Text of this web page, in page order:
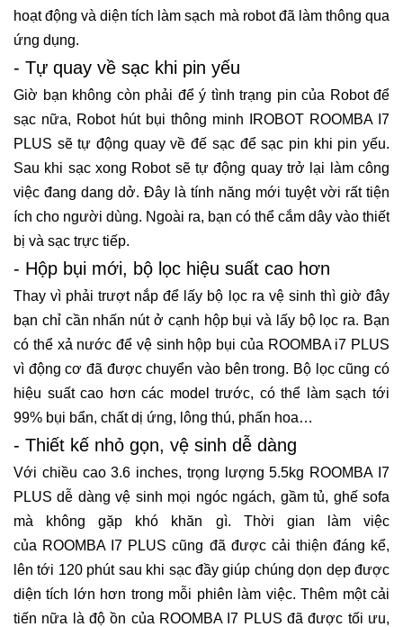
hoạt động và diện tích làm sạch mà robot đã làm thông qua
ứng dụng.
- Tự quay về sạc khi pin yếu
Giờ bạn không còn phải để ý tình trạng pin của Robot để
sạc nữa, Robot hút bụi thông minh IROBOT ROOMBA I7
PLUS sẽ tự động quay về đế sạc để sạc pin khi pin yếu.
Sau khi sạc xong Robot sẽ tự động quay trở lại làm công
việc đang dang dở. Đây là tính năng mới tuyệt vời rất tiện
ích cho người dùng. Ngoài ra, bạn có thể cắm dây vào thiết
bị và sạc trực tiếp.
- Hộp bụi mới, bộ lọc hiệu suất cao hơn
Thay vì phải trượt nắp để lấy bộ lọc ra vệ sinh thì giờ đây
bạn chỉ cần nhấn nút ở cạnh hộp bụi và lấy bộ lọc ra. Bạn
có thể xả nước để vệ sinh hộp bụi của ROOMBA i7 PLUS
vì động cơ đã được chuyển vào bên trong. Bộ lọc cũng có
hiệu suất cao hơn các model trước, có thể làm sạch tới
99% bụi bẩn, chất dị ứng, lông thú, phấn hoa…
- Thiết kế nhỏ gọn, vệ sinh dễ dàng
Với chiều cao 3.6 inches, trọng lượng 5.5kg ROOMBA I7
PLUS dễ dàng vệ sinh mọi ngóc ngách, gầm tủ, ghế sofa
mà không gặp khó khăn gì. Thời gian làm việc
của ROOMBA I7 PLUS cũng đã được cải thiện đáng kể,
lên tới 120 phút sau khi sạc đầy giúp chúng dọn dẹp được
diện tích lớn hơn trong mỗi phiên làm việc. Thêm một cải
tiến nữa là độ ồn của ROOMBA I7 PLUS đã được tối ưu,